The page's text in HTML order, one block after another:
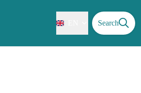
Search